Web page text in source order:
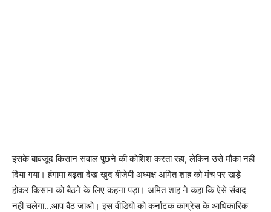
इसके बावजूद किसान सवाल पूछने की कोशिश करता रहा, लेकिन उसे मौका नहीं
दिया गया। हंगामा बढ़ता देख खुद बीजेपी अध्यक्ष अमित शाह को मंच पर खड़े
होकर किसान को बैठने के लिए कहना पड़ा। अमित शाह ने कहा कि ऐसे संवाद
नहीं चलेगा…आप बैठ जाओ। इस वीडियो को कर्नाटक कांग्रेस के आधिकारिक